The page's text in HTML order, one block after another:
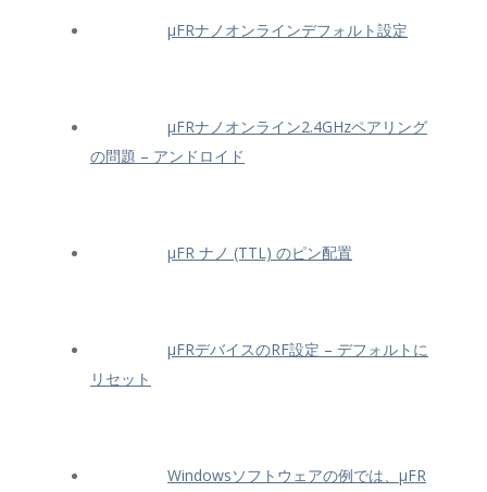
μFRナノオンラインデフォルト設定
μFRナノオンライン2.4GHzペアリング
の問題 – アンドロイド
μFR ナノ (TTL) のピン配置
μFRデバイスのRF設定 – デフォルトに
リセット
Windowsソフトウェアの例では、μFR